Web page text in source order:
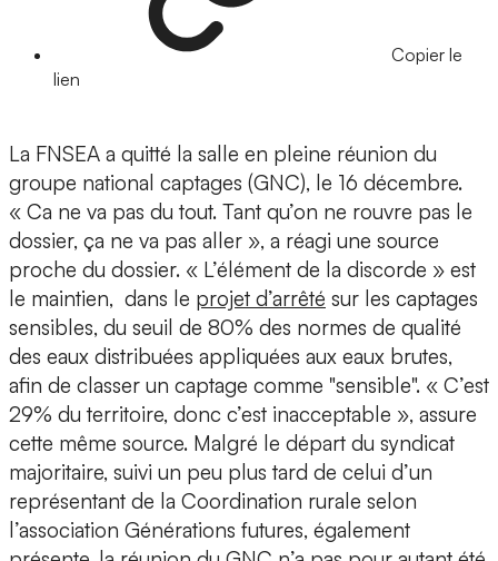
Copier le
lien
La FNSEA a quitté la salle en pleine réunion du
groupe national captages (GNC), le 16 décembre.
« Ca ne va pas du tout. Tant qu’on ne rouvre pas le
dossier, ça ne va pas aller », a réagi une source
proche du dossier. « L’élément de la discorde » est
le maintien, dans le projet d’arrêté sur les captages
sensibles, du seuil de 80% des normes de qualité
des eaux distribuées appliquées aux eaux brutes,
afin de classer un captage comme "sensible". « C’est
29% du territoire, donc c’est inacceptable », assure
cette même source. Malgré le départ du syndicat
majoritaire, suivi un peu plus tard de celui d’un
représentant de la Coordination rurale selon
l’association Générations futures, également